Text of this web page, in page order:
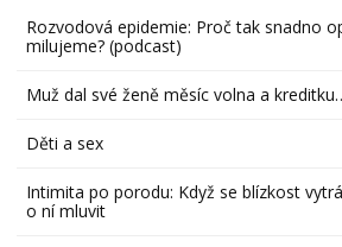
Rozvodová epidemie: Proč tak snadno
milujeme? (podcast)
Muž dal své ženě měsíc volna a
Děti a sex
Intimita po porodu: Když se blízkost
o ní mluvit